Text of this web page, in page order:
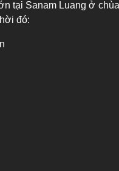
tại Sanam Luang ở
đó: